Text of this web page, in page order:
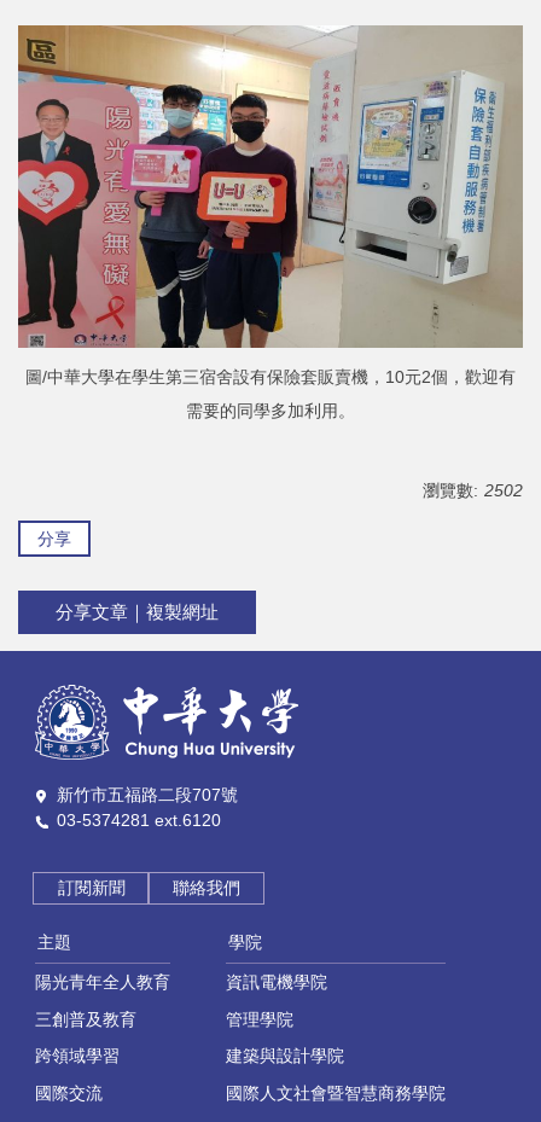
圖/中華大學在學生第三宿舍設有保險套販賣機，10元2個，歡迎有
需要的同學多加利用。
瀏覽數: 2502
分享
分享文章｜複製網址
新竹市五福路二段707號
03-5374281 ext.6120
訂閱新聞 聯絡我們
主題
陽光青年全人教育
三創普及教育
跨領域學習
國際交流
學院
資訊電機學院
管理學院
建築與設計學院
國際人文社會暨智慧商務學院